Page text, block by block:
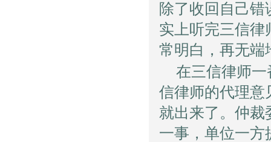
除了收回自己
实上听完三信律
常明白，再无端
在三信律师
信律师的代理意
就出来了。仲裁
一事，单位一方